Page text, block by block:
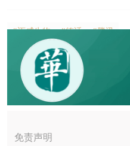
#迈威生物 #德适 #腾讯
免责声明